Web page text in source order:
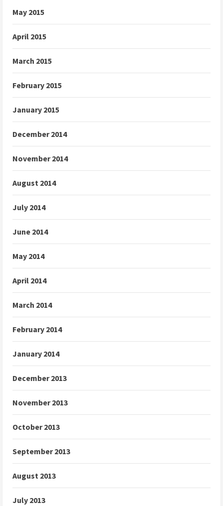
May 2015
April 2015
March 2015
February 2015
January 2015
December 2014
November 2014
August 2014
July 2014
June 2014
May 2014
April 2014
March 2014
February 2014
January 2014
December 2013
November 2013
October 2013
September 2013
August 2013
July 2013